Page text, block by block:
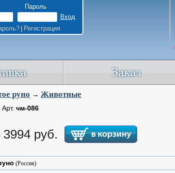
Пароль
| Регистрация
руно → Животные
Арт. чм-086
3994 руб.
(Россия)